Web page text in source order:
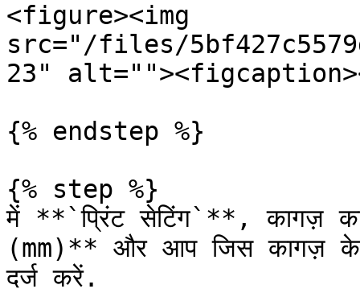
<figure><img
src="/files/
23"
{% endstep %}
{% step %}
में **`प्रिंट सेटिंग`**, कागज़
(mm)** और आप जिस कागज़
दर्ज करें.